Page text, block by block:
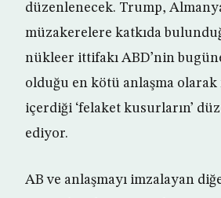
düzenlenecek. Trump,
müzakerelere katkıda
nükleer ittifakı ABD’nin
olduğu en kötü anlaşma
içerdiği ‘felaket kusurların’
ediyor.
AB ve anlaşmayı imzalayan